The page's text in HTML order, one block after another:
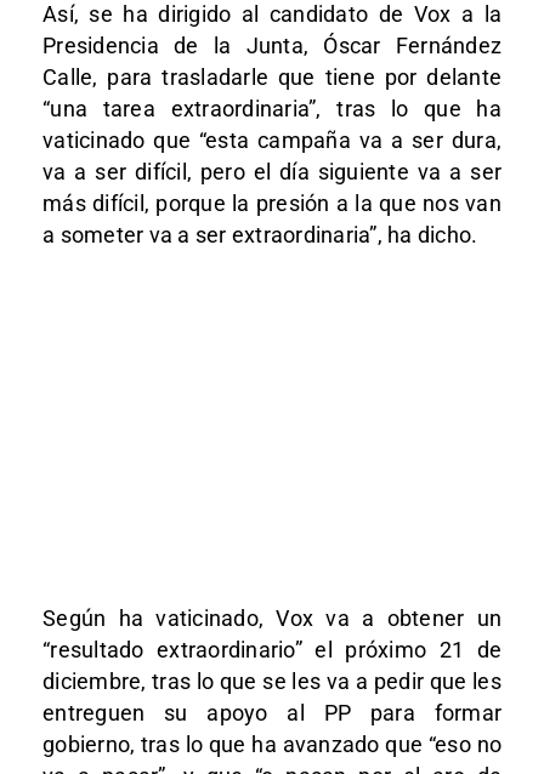
Así, se ha dirigido al candidato de Vox a la
Presidencia de la Junta, Óscar Fernández
Calle, para trasladarle que tiene por delante
“una tarea extraordinaria”, tras lo que ha
vaticinado que “esta campaña va a ser dura,
va a ser difícil, pero el día siguiente va a ser
más difícil, porque la presión a la que nos van
a someter va a ser extraordinaria”, ha dicho.
Según ha vaticinado, Vox va a obtener un
“resultado extraordinario” el próximo 21 de
diciembre, tras lo que se les va a pedir que les
entreguen su apoyo al PP para formar
gobierno, tras lo que ha avanzado que “eso no